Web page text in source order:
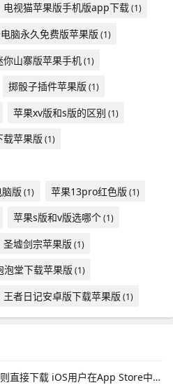
电视猫苹果版手机版app下载(1)
脑永久免费版苹果版 (1)
你山寨版苹果手机(1)
掷骰子插件苹果版 (1)
苹果xv版和s版的区别 (1)
载苹果版 (1)
版 (1) 苹果13pro红色版 (1)
苹果s版和v版选哪个(1)
圣墟剑宗苹果版 (1)
泡堂下载苹果版 (1)
王者日记安卓版下载苹果版 (1)
Shake”，若有结果则直接下载 iOS用户在App Store中搜索同名游戏，点击获取安装第三方平台风险提示若官方未发布移动版，某些网站可能提供非官方移植或模拟器版本此类来源存在安全风险病毒数据泄露，强烈建议避免使用替代方案可尝试。7、手机下载免费版模拟器非常方便，